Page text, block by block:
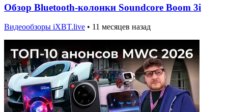
Обзор Bluetooth-колонки Soundcore Boom 3i
Видеообзоры iXBT.live • 11 месяцев назад